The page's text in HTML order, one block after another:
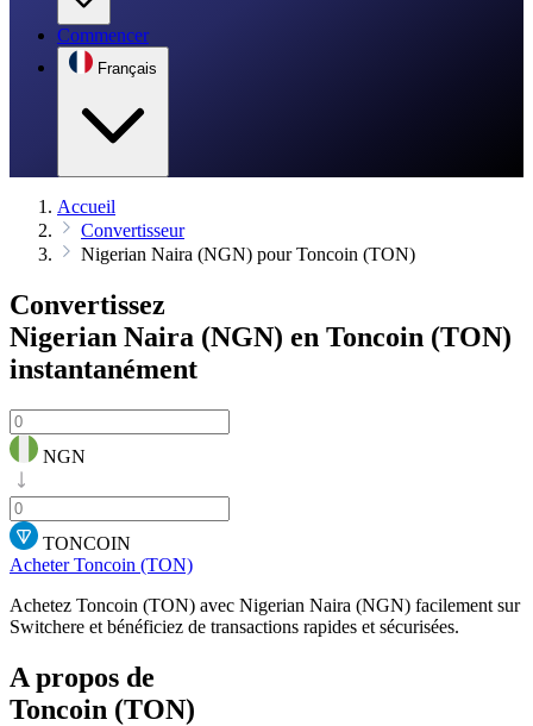
Commencer
Français
Accueil
Convertisseur
Nigerian Naira (NGN) pour Toncoin (TON)
Convertissez
Nigerian Naira (NGN) en Toncoin (TON)
instantanément
NGN
TONCOIN
Acheter Toncoin (TON)
Achetez Toncoin (TON) avec Nigerian Naira (NGN) facilement sur
Switchere et bénéficiez de transactions rapides et sécurisées.
A propos de
Toncoin (TON)